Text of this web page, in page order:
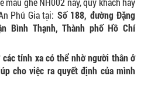
Phú Gia tại: Số 188, đường Đặng
Bình Thạnh, Thành phố Hồ Chí
tỉnh xa có thể nhờ người thân ở
cho việc ra quyết định của mình